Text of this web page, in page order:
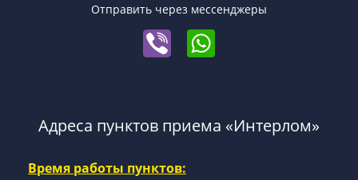
Отправить через мессенджеры
Адреса пунктов приема «Интерлом»
Время работы пунктов: